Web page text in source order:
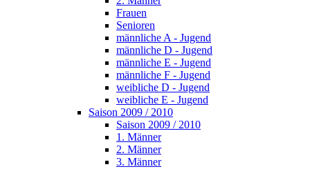
Frauen
Senioren
männliche A - Jugend
männliche D - Jugend
männliche E - Jugend
männliche F - Jugend
weibliche D - Jugend
weibliche E - Jugend
Saison 2009 / 2010
Saison 2009 / 2010
1. Männer
2. Männer
3. Männer